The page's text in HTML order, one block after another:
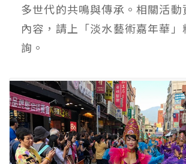
多世代的共鳴與傳承。相關活動
內容，請上「淡水藝術嘉年華」
詢。